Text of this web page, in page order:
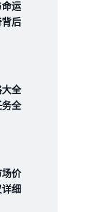
运
背后
大全
全
价
细